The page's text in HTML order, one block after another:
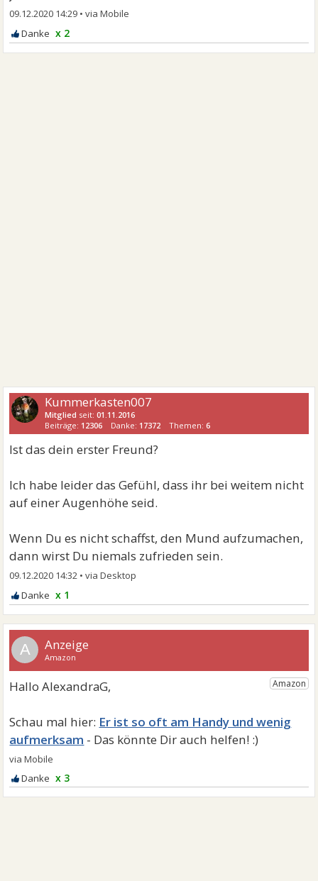
09.12.2020 14:29 •
x 2
Kummerkasten007
Mitglied seit:01.11.2016
Beiträge: 12306 Danke: 17372 Themen:6
Ist das dein erster Freund?
Ich habe leider das Gefühl, dass ihr bei weitem nicht
auf einer Augenhöhe seid.
Wenn Du es nicht schaffst, den Mund aufzumachen,
dann wirst Du niemals zufrieden sein.
09.12.2020 14:32 •
x 1
A
Er ist so oft am Handy und wenig
aufmerksam
x 3